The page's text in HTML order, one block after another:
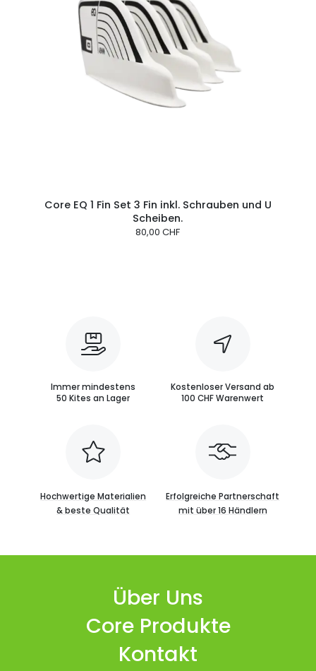
Core EQ 1 Fin Set 3 Fin inkl. Schrauben und U
Scheiben.
80,00 CHF
Immer mindestens
50 Kites an Lager
Kostenloser Versand ab
100 CHF Warenwert
Hochwertige Materialien
& beste Qualität
Erfolgreiche Partnerschaft
mit über 16 Händlern
Über Uns
Core Produkte
Kontakt